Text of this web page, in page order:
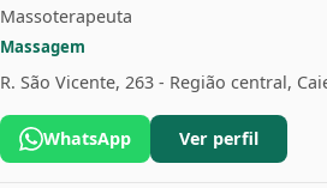
Massoterapeuta
Massagem
R. São Vicente, 263 - Região central,
WhatsApp Ver perfil